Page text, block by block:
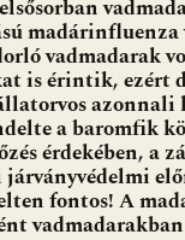
vadmadarak
is érintik, ezért
a baromfik
érdekében, a
fontos! A